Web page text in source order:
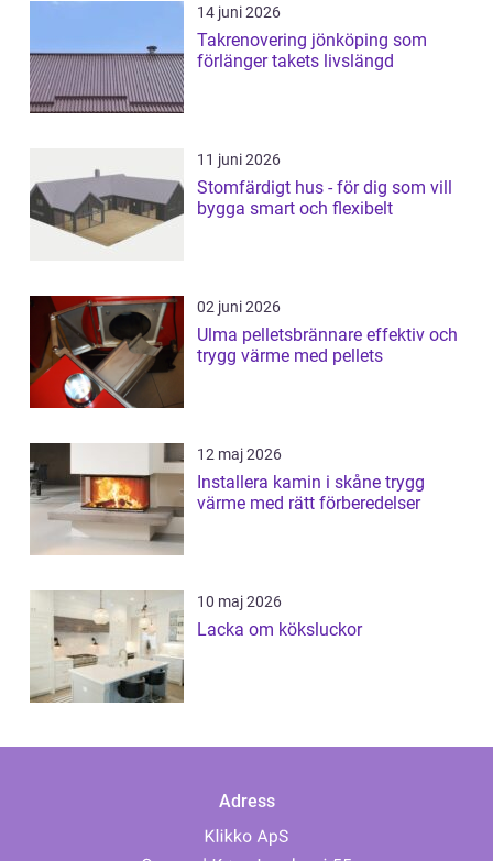
14 juni 2026
Takrenovering jönköping som
förlänger takets livslängd
11 juni 2026
Stomfärdigt hus - för dig som vill
bygga smart och flexibelt
02 juni 2026
Ulma pelletsbrännare effektiv och
trygg värme med pellets
12 maj 2026
Installera kamin i skåne trygg
värme med rätt förberedelser
10 maj 2026
Lacka om köksluckor
Adress